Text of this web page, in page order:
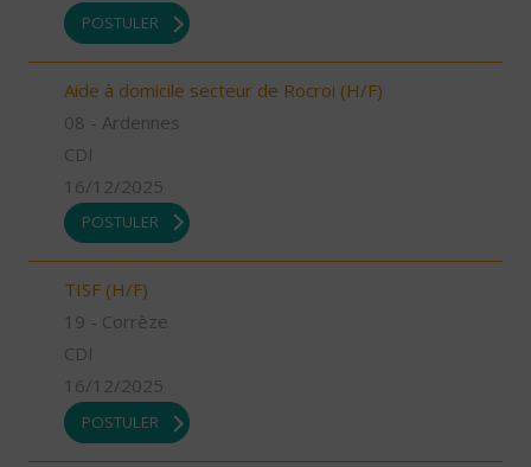
POSTULER
Aide à domicile secteur de Rocroi (H/F)
08 - Ardennes
CDI
16/12/2025
POSTULER
TISF (H/F)
19 - Corrèze
CDI
16/12/2025
POSTULER